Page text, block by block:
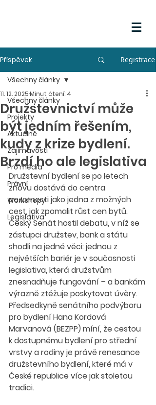
Příspěvek Registrace
Všechny články
Projekty
Aktuálně
Zajímavosti
Pro média
Právní
Workshopy
Legislativa
Všechny články
Družstevnictví může
být jedním řešením,
kudy z krize bydlení.
Brzdí ho ale legislativa
11. 12. 2025Minut čtení: 4
Družstevní bydlení se po letech
znovu dostává do centra
pozornosti jako jedna z možných
cest, jak zpomalit růst cen bytů.
Český Senát hostil debatu, v níž se
zástupci družstev, bank a státu
shodli na jedné věci: jednou z
největších bariér je v současnosti
legislativa, která družstvům
znesnadňuje fungování – a bankám
výrazně ztěžuje poskytovat úvěry.
Předsedkyně senátního podvýboru
pro bydlení Hana Kordová
Marvanová (BEZPP) míní, že cestou
k dostupnému bydlení pro střední
vrstvy a rodiny je právě renesance
družstevního bydlení, které má v
České republice více jak stoletou
tradici.